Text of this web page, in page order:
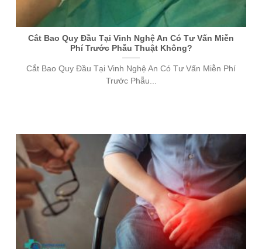
Cắt Bao Quy Đầu Tại Vinh Nghệ An Có Tư Vấn Miễn
Phí Trước Phẫu Thuật Không?
Cắt Bao Quy Đầu Tại Vinh Nghệ An Có Tư Vấn Miễn Phí
Trước Phẫu...